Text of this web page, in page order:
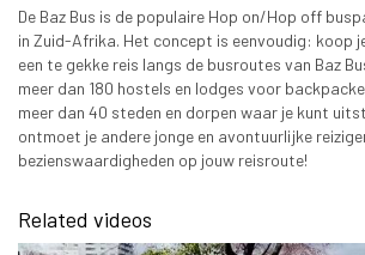
De Baz Bus is de populaire Hop on/Hop off
in Zuid-Afrika. Het concept is eenvoudig: koop
een te gekke reis langs de busroutes van Baz
meer dan 180 hostels en lodges voor
meer dan 40 steden en dorpen waar je kunt
ontmoet je andere jonge en avontuurlijke
bezienswaardigheden op jouw reisroute!
Related videos